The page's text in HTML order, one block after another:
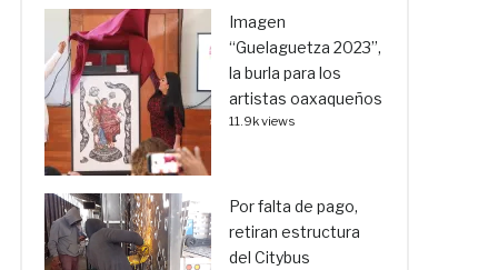
Imagen
“Guelaguetza 2023”,
la burla para los
artistas oaxaqueños
11.9k views
Por falta de pago,
retiran estructura
del Citybus